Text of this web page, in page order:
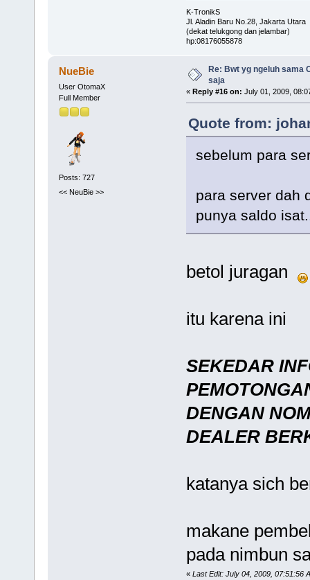
K-TronikS
Jl. Aladin Baru No.28, Jakarta Utara
(dekat telukgong dan jelambar)
hp:08176055878
NueBie
User OtomaX
Full Member
Posts: 727
<< NeuBie >>
Re: Bwt yg ngeluh sama
saja
« Reply #16 on: July 01, 2009,
Quote from:
sebelum para
para server dah
punya saldo
betol juragan
itu karena ini
SEKEDAR
DENGAN
DEALER
katanya sich
makane
pada nimbun
« Last Edit: July 04, 2009, 07:51:56